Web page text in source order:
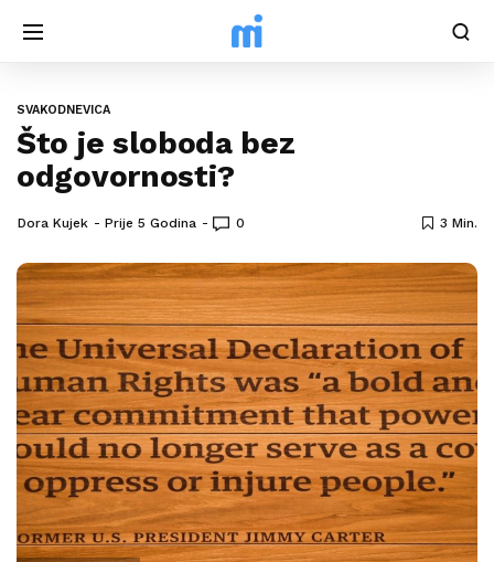
SVAKODNEVICA
Što je sloboda bez
odgovornosti?
Dora Kujek Prije 5 Godina 0 3 Min.